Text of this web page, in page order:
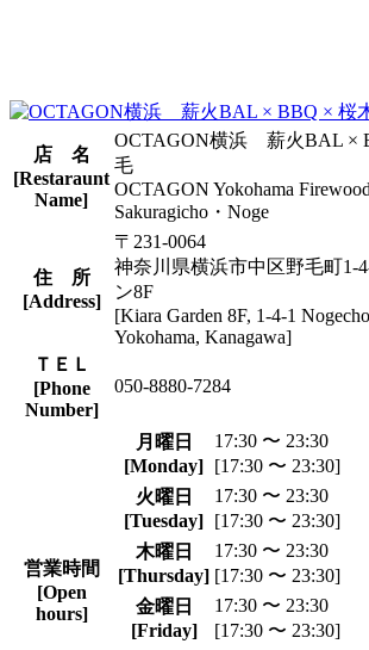
店 名
[Restaraunt
Name]
OCTAGON横浜 薪火BAL ×
毛
OCTAGON Yokohama
Sakuragicho・Noge
住 所
[Address]
〒231-0064
神奈川県横浜市中区野毛町1-
ン8F
[Kiara Garden 8F, 1-4-1
Yokohama, Kanagawa]
ＴＥＬ
[Phone
Number]
050-8880-7284
営業時間
[Open
hours]
月曜日
[Monday]
17:30 〜 23:30
[17:30 〜 23:30]
火曜日
[Tuesday]
17:30 〜 23:30
[17:30 〜 23:30]
木曜日
[Thursday]
17:30 〜 23:30
[17:30 〜 23:30]
金曜日
[Friday]
17:30 〜 23:30
[17:30 〜 23:30]